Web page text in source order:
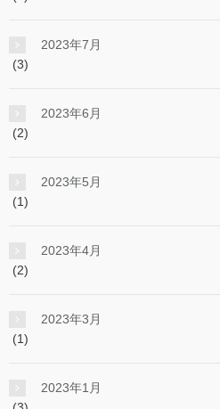
2023年7月
(3)
2023年6月
(2)
2023年5月
(1)
2023年4月
(2)
2023年3月
(1)
2023年1月